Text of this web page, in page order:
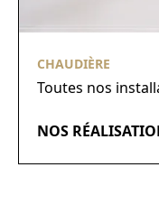
CHAUDIÈRE
Toutes nos
NOS